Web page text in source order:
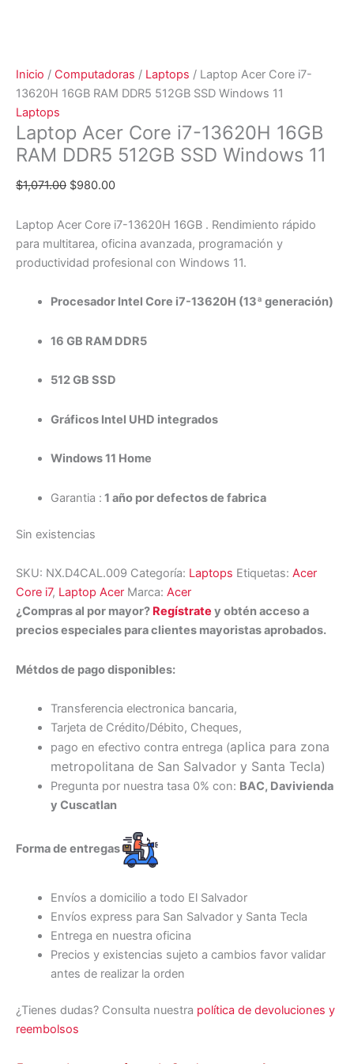
Inicio / Computadoras / Laptops / Laptop Acer Core i7-
13620H 16GB RAM DDR5 512GB SSD Windows 11
Laptops
Laptop Acer Core i7-13620H 16GB
RAM DDR5 512GB SSD Windows 11
$1,071.00 $980.00
Laptop Acer Core i7-13620H 16GB . Rendimiento rápido
para multitarea, oficina avanzada, programación y
productividad profesional con Windows 11.
Procesador Intel Core i7-13620H (13ª generación)
16 GB RAM DDR5
512 GB SSD
Gráficos Intel UHD integrados
Windows 11 Home
Garantia : 1 año por defectos de fabrica
Sin existencias
SKU: NX.D4CAL.009 Categoría: Laptops Etiquetas: Acer
Core i7, Laptop Acer Marca: Acer
¿Compras al por mayor? Regístrate y obtén acceso a
precios especiales para clientes mayoristas aprobados.
Métdos de pago disponibles:
Transferencia electronica bancaria,
Tarjeta de Crédito/Débito, Cheques,
pago en efectivo contra entrega (aplica para zona
metropolitana de San Salvador y Santa Tecla)
Pregunta por nuestra tasa 0% con: BAC, Davivienda
y Cuscatlan
Forma de entregas
Envíos a domicilio a todo El Salvador
Envíos express para San Salvador y Santa Tecla
Entrega en nuestra oficina
Precios y existencias sujeto a cambios favor validar
antes de realizar la orden
¿Tienes dudas? Consulta nuestra política de devoluciones y
reembolsos